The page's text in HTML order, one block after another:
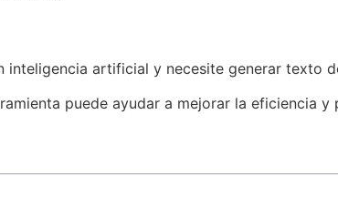
artificial y necesite generar texto
puede ayudar a mejorar la eficiencia